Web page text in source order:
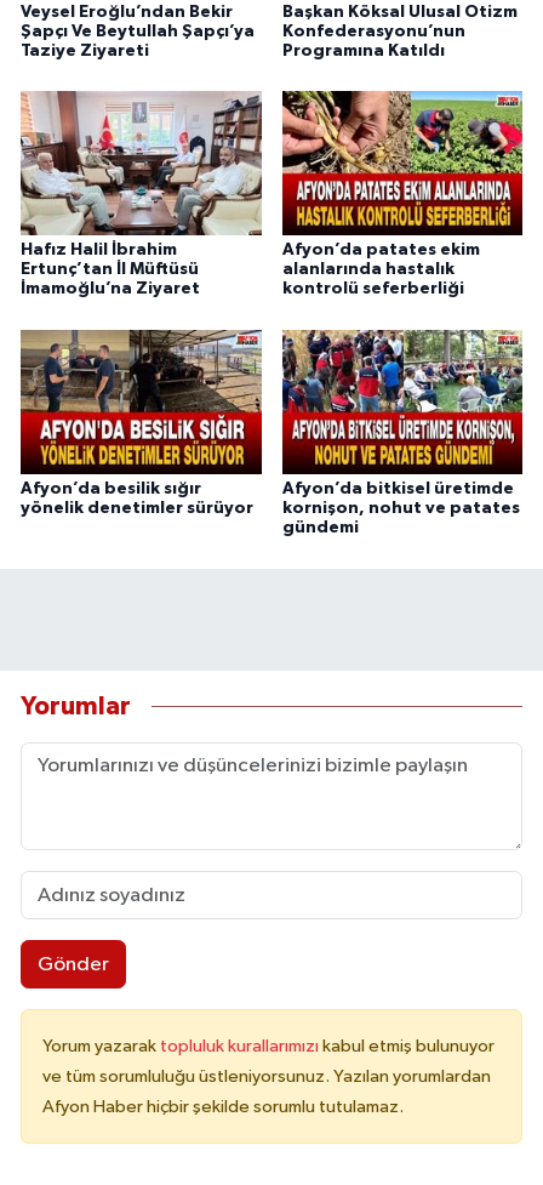
Veysel Eroğlu’ndan Bekir
Şapçı Ve Beytullah Şapçı’ya
Taziye Ziyareti
Başkan Köksal Ulusal Otizm
Konfederasyonu’nun
Programına Katıldı
Hafız Halil İbrahim
Ertunç’tan İl Müftüsü
İmamoğlu’na Ziyaret
Afyon’da patates ekim
alanlarında hastalık
kontrolü seferberliği
Afyon’da besilik sığır
yönelik denetimler sürüyor
Afyon’da bitkisel üretimde
kornişon, nohut ve patates
gündemi
Yorumlar
Gönder
Yorum yazarak topluluk kurallarımızı kabul etmiş bulunuyor
ve tüm sorumluluğu üstleniyorsunuz. Yazılan yorumlardan
Afyon Haber hiçbir şekilde sorumlu tutulamaz.